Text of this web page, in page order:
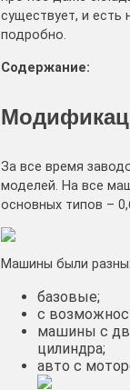
существует, и есть
подробно.
Cодержание:
За все время
моделей. На все
основных типов –
Машины были
базовые;
с
машины с
цилиндра;
авто с